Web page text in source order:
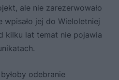
ale nie zarezerwowało
jej do Wieloletniej
kilku lat temat nie pojawia
odebranie